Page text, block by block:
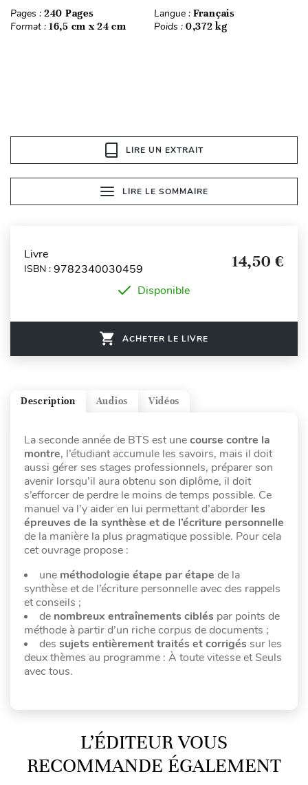
Pages : 240 Pages Langue : Français
Format : 16,5 cm x 24 cm Poids : 0,372 kg
LIRE UN EXTRAIT
LIRE LE SOMMAIRE
Livre
ISBN : 9782340030459 14,50 €
Disponible
ACHETER LE LIVRE
Vidéos
Audios
Description
La seconde année de BTS est unecourse contre la
montre, l’étudiant accumule les savoirs, mais il doit
aussi gérer ses stages professionnels, préparer son
avenir lorsqu’il aura obtenu son diplôme, il doit
s’efforcer de perdre le moins de temps possible. Ce
manuel va l’y aider en lui permettant d’aborder les
épreuves de la synthèse et de l’écriture personnelle
de la manière la plus pragmatique possible. Pour cela
cet ouvrage propose :
une méthodologie étape par étape de la
synthèse et de l’écriture personnelle avec des rappels
et conseils ;
de nombreux entraînements ciblés par points de
méthode à partir d’un riche corpus de documents ;
des sujets entièrement traités et corrigés sur les
deux thèmes au programme : À toute vitesse et Seuls
avec tous.
L’ÉDITEUR VOUS
RECOMMANDE ÉGALEMENT